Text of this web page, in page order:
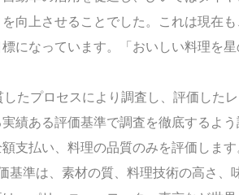
向上させることでした。これは現在
になっています。「おいしい料理を
たプロセスにより調査し、評価した
績ある評価基準で調査を徹底するよ
支払い、料理の品質のみを評価します
基準は、素材の質、料理技術の高さ